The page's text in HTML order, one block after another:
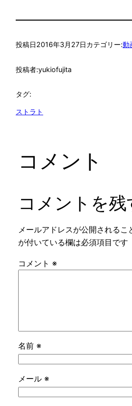
投稿日2016年3月27日カテゴリー:動
投稿者:yukiofujita
タグ:
ストラト
コメント
コメントを残
メールアドレスが公開されるこ
が付いている欄は必須項目です
コメント ※
名前 ※
メール ※